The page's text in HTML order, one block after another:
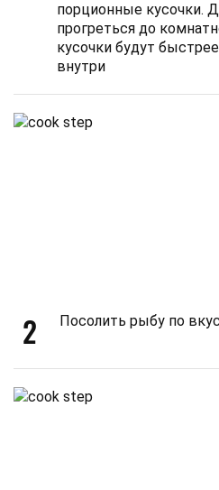
порционные кусочки.
прогреться до
кусочки будут
внутри
2 Посолить рыбу по